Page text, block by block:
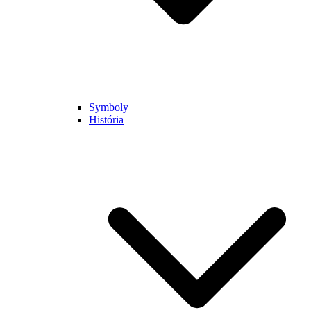
Symboly
História